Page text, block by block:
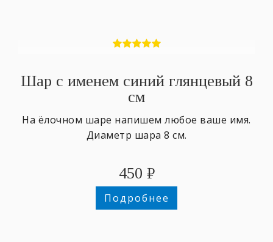
Шар с именем синий глянцевый 8
см
На ёлочном шаре напишем любое ваше имя.
Диаметр шара 8 см.
450 ₽
Подробнее